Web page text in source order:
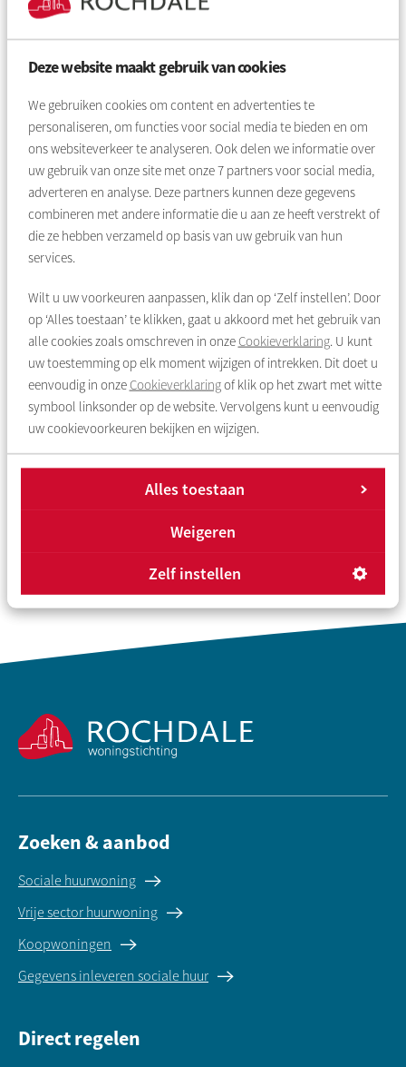
Deze website maakt gebruik van cookies
We gebruiken cookies om content en advertenties te
personaliseren, om functies voor social media te bieden en om
ons websiteverkeer te analyseren. Ook delen we informatie over
uw gebruik van onze site met onze7 partners voor social media,
adverteren en analyse. Deze partners kunnen deze gegevens
combineren met andere informatie die u aan ze heeft verstrekt of
die ze hebben verzameld op basis van uw gebruik van hun
services.
Wilt u uw voorkeuren aanpassen, klik dan op ‘Zelf instellen’. Door
op ‘Alles toestaan’ te klikken, gaat u akkoord met het gebruik van
alle cookies zoals omschreven in onze Cookieverklaring. U kunt
uw toestemming op elk moment wijzigen of intrekken. Dit doet u
eenvoudig in onze Cookieverklaringof klik op het zwart met witte
symbool linksonder op de website. Vervolgens kunt u eenvoudig
uw cookievoorkeuren bekijken en wijzigen.
Alles toestaan
Weigeren
Zelf instellen
Meedoen aan het huurderspanel
Heeft u ideeën over hoe wij onze dienstverlening kunnen
huurderspanel. Het panel wordt beheerd door onafhankelijk
onderzoeksbureau Research 2Evolve. U ontvangt maximaal
vier keer per jaar een uitnodiging per e-mail. U bepaalt zelf
elke keer of u met een onderzoek meedoet. Klik hier voor meer
informatie over ons huurderspanel.
Overzicht
Zoeken & aanbod
Sociale huurwoning
Vrije sector huurwoning
Koopwoningen
Gegevens inleveren sociale huur
Direct regelen